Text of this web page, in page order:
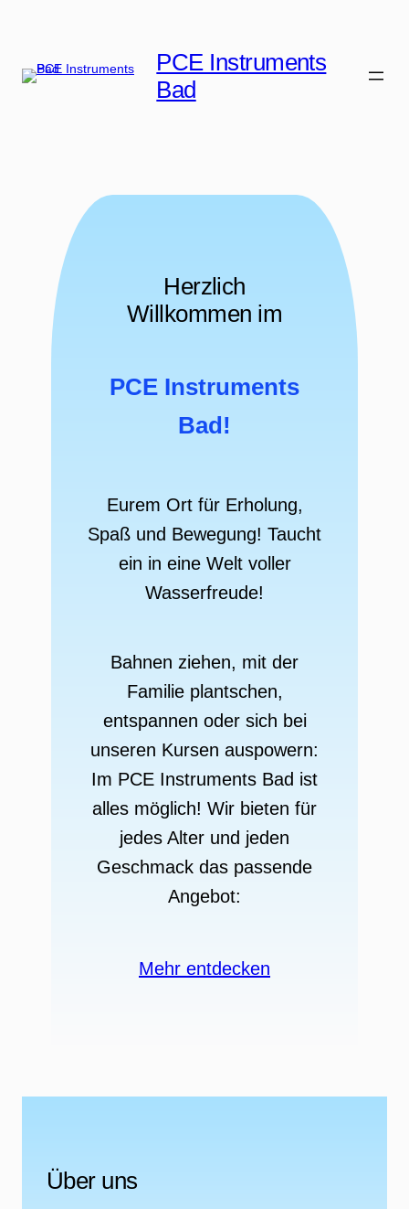
PCE Instruments
Bad
Herzlich
Willkommen im
PCE Instruments
Bad!
Eurem Ort für Erholung,
Spaß und Bewegung! Taucht
ein in eine Welt voller
Wasserfreude!
Bahnen ziehen, mit der
Familie plantschen,
entspannen oder sich bei
unseren Kursen auspowern:
Im PCE Instruments Bad ist
alles möglich! Wir bieten für
jedes Alter und jeden
Geschmack das passende
Angebot:
Mehr entdecken
Über uns